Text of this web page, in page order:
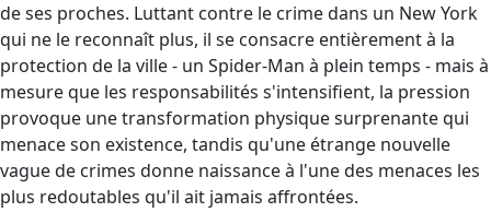
de ses proches. Luttant contre le crime dans un New York
qui ne le reconnaît plus, il se consacre entièrement à la
protection de la ville - un Spider-Man à plein temps - mais à
mesure que les responsabilités s'intensifient, la pression
provoque une transformation physique surprenante qui
menace son existence, tandis qu'une étrange nouvelle
vague de crimes donne naissance à l'une des menaces les
plus redoutables qu'il ait jamais affrontées.